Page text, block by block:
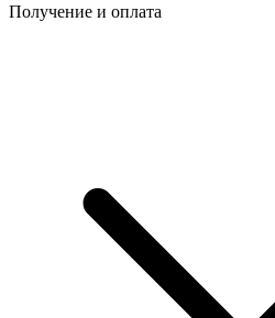
Получение и оплата